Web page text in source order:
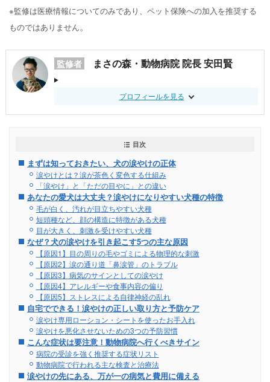
※監修は医療情報についてのみであり、ペット保険への加入を推奨する
ものではありません。
監修者 まさの森・動物病院 院長 安田賢
プロフィールを見る
目次
まずは知っておきたい、犬の涙やけの正体
涙やけとは？涙が茶色く変色する仕組み
「涙やけ」と「ただの目やに」との違い
あなたの愛犬は大丈夫？涙やけになりやすい犬種の特徴
毛が白く、汚れが目立ちやすい犬種
短頭種など、顔の構造に特徴がある犬種
目が大きく、刺激を受けやすい犬種
なぜ？犬の涙やけを引き起こす5つの主な原因
【原因1】目の周りの毛やゴミによる物理的な刺激
【原因2】涙の通り道「鼻涙管」のトラブル
【原因3】病気のサインとしての涙やけ
【原因4】アレルギーや食事内容の偏り
【原因5】ストレスによる自律神経の乱れ
自宅でできる！涙やけの正しい取り方と予防ケア
涙やけ専用ローション・シートを使ったお手入れ
涙やけを悪化させないための3つの予防習慣
こんな症状は要注意！動物病院へ行くべきサイン
病院の受診を強く推奨する症状リスト
動物病院で行われる主な検査と治療法
涙やけの先にある、万が一の病気と費用に備える